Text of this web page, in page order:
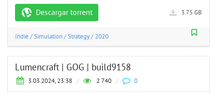
Descargar torrent 3.75 GB
Indie /Simulation/Strategy/ 2020
Lumencraft | GOG | build9158
3.03.2024, 23:38 / 2 740 / 0